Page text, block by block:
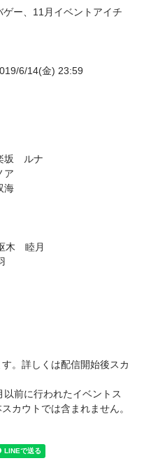
ー、11月イベントアイチ
6/14(金) 23:59
坂 ルナ
ア
海
木 睦月
。詳しくは配信開始後スカ
前に行われたイベントス
カウトでは含まれません。